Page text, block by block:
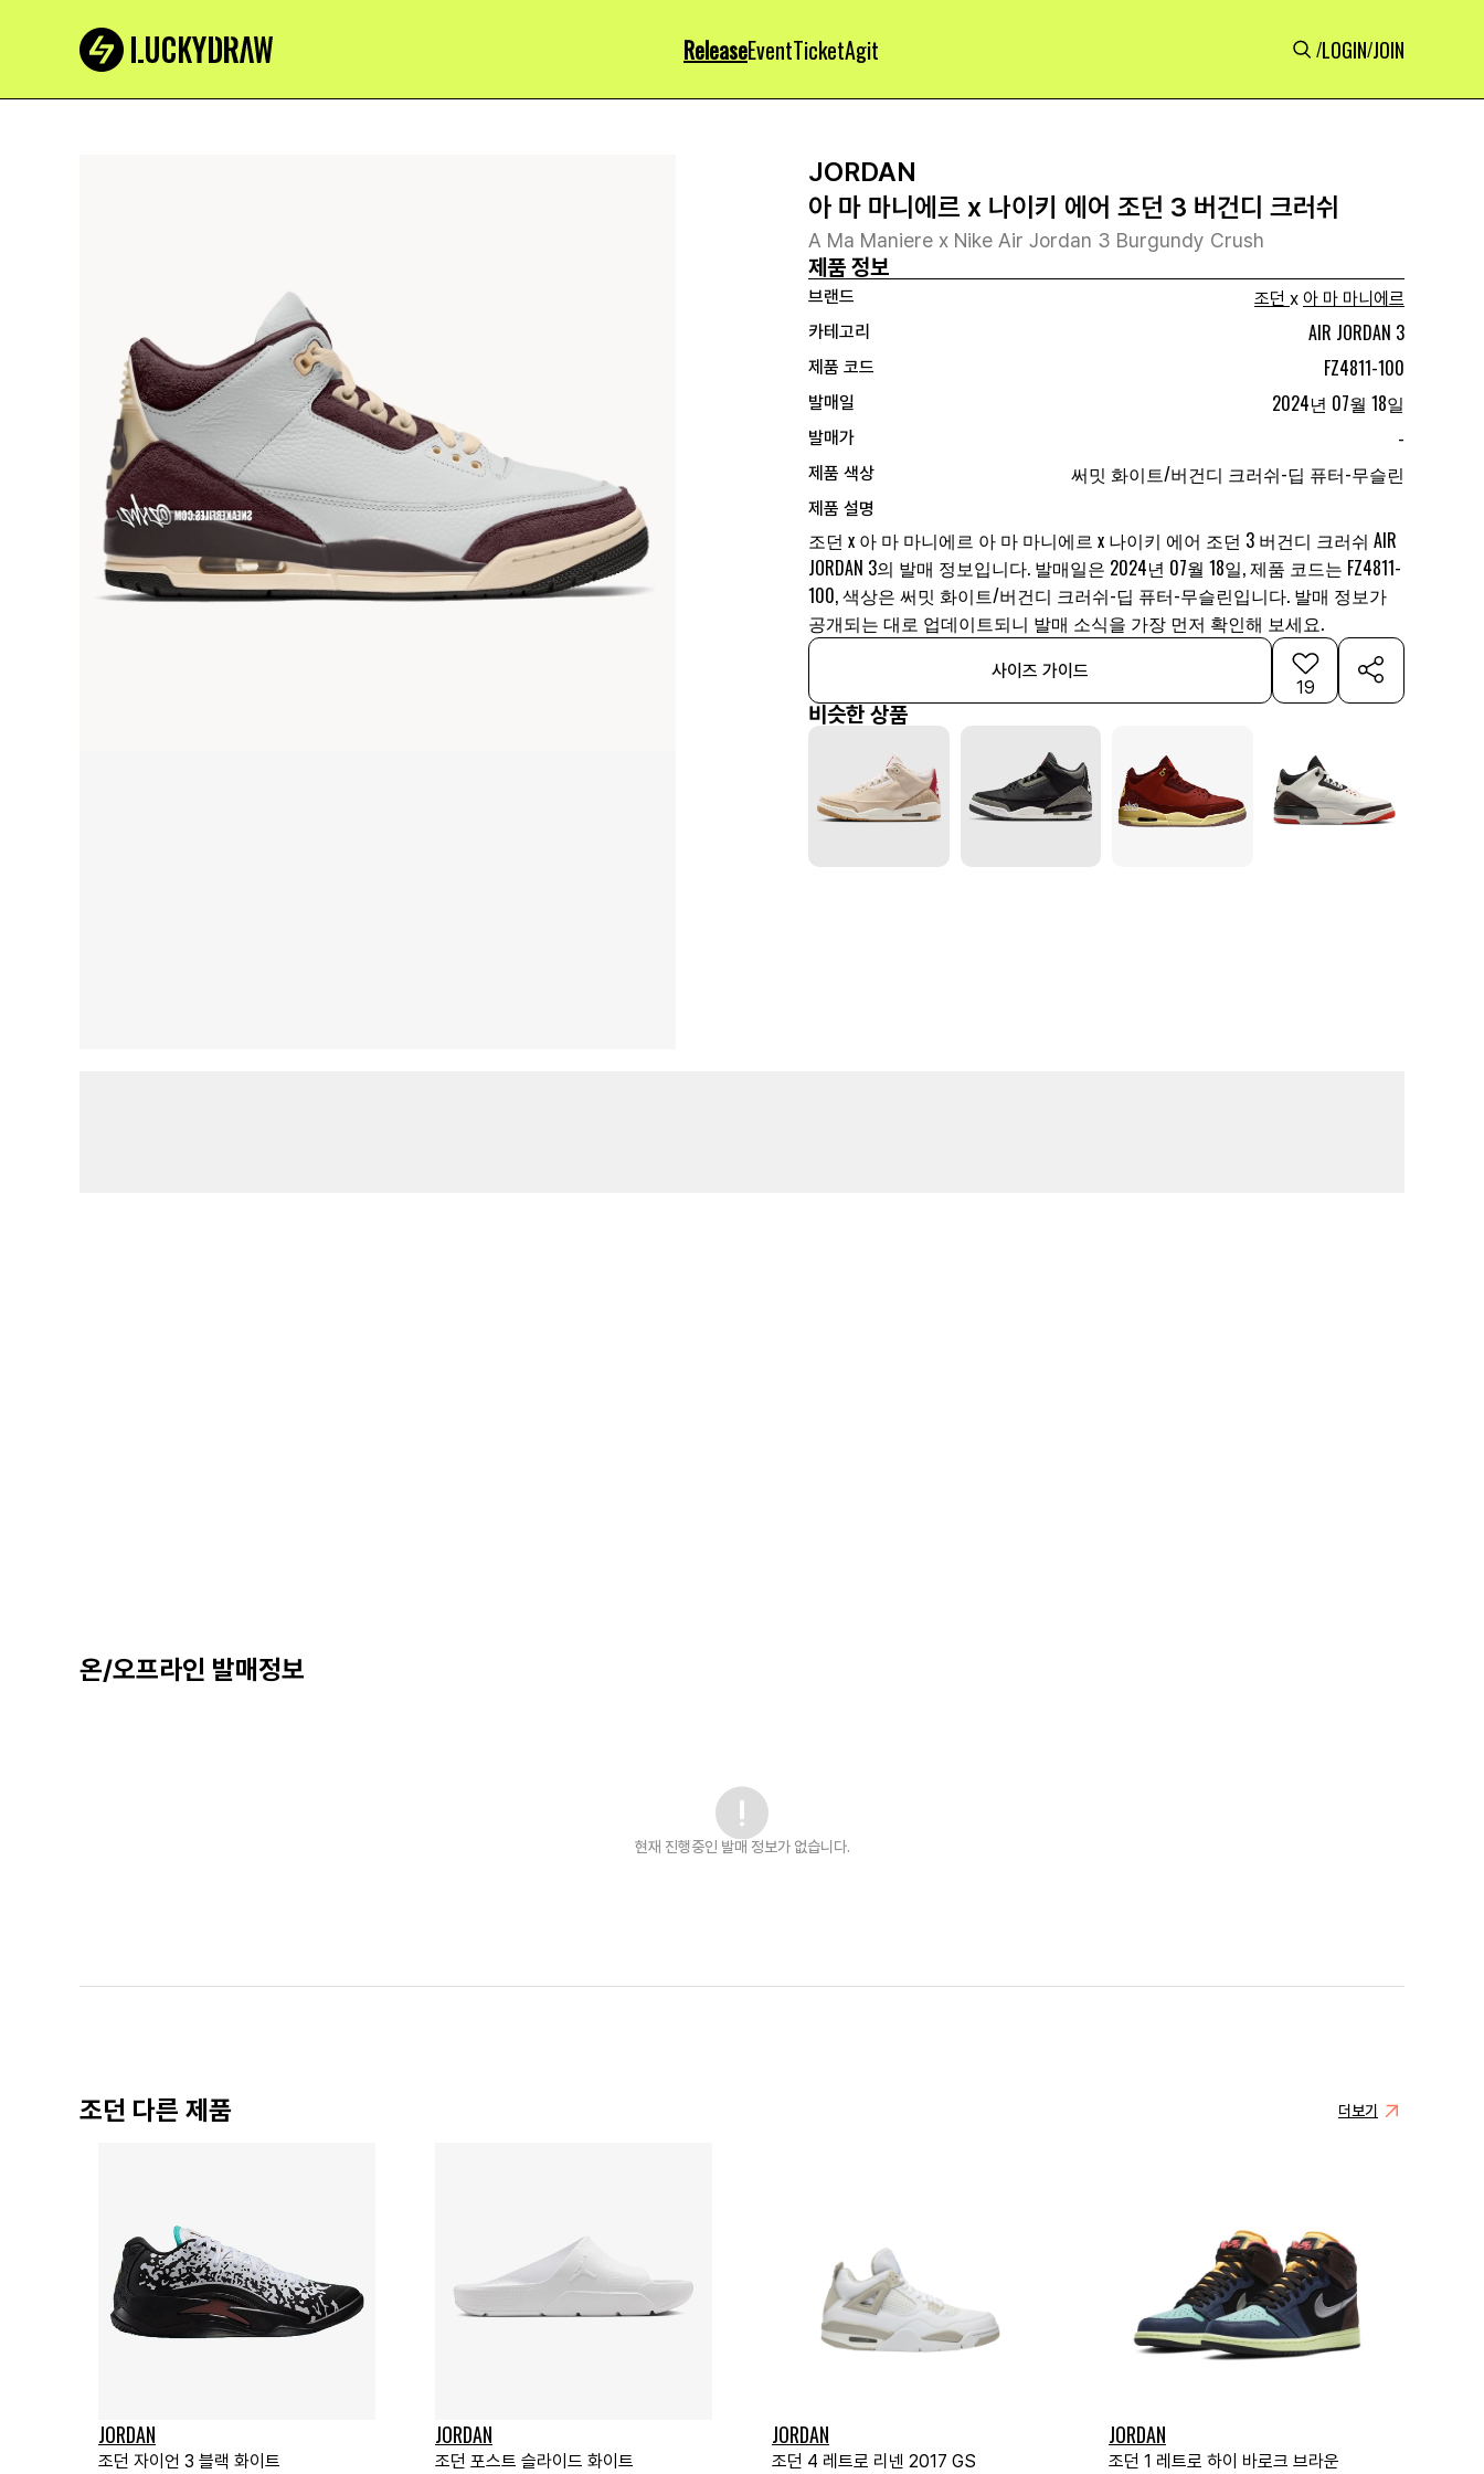
ReleaseEventTicketAgit /LOGIN/JOIN
JORDAN
아 마 마니에르 x 나이키 에어 조던 3 버건디 크러쉬
A Ma Maniere x Nike Air Jordan 3 Burgundy Crush
제품 정보
브랜드 조던 x 아 마 마니에르
카테고리
AIR JORDAN 3
제품 코드 FZ4811-100
발매일 2024년 07월 18일
발매가 -
제품 색상 써밋 화이트/버건디 크러쉬-딥 퓨터-무슬린
제품 설명
조던 x 아 마 마니에르 아 마 마니에르 x 나이키 에어 조던 3 버건디 크러쉬 AIR
JORDAN 3의 발매 정보입니다. 발매일은 2024년 07월 18일, 제품 코드는 FZ4811-
100, 색상은 써밋 화이트/버건디 크러쉬-딥 퓨터-무슬린입니다. 발매 정보가
공개되는 대로 업데이트되니 발매 소식을 가장 먼저 확인해 보세요.
사이즈 가이드
19
비슷한 상품
온/오프라인 발매정보
현재 진행중인 발매 정보가 없습니다.
조던 다른 제품 더보기
JORDAN
조던 자이언 3 블랙 화이트
JORDAN
조던 포스트 슬라이드 화이트
JORDAN
조던 4 레트로 리넨 2017 GS
JORDAN
조던 1 레트로 하이 바로크 브라운